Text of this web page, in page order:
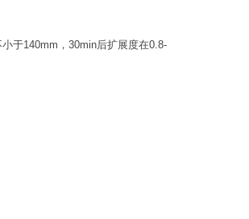
于140mm，30min后扩展度在0.8-